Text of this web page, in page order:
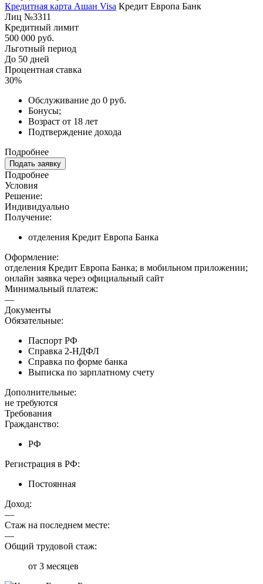
Кредитная карта Ашан Visa Кредит Европа Банк
Лиц №3311
Кредитный лимит
500 000 руб.
Льготный период
До 50 дней
Процентная ставка
30%
Обслуживание до 0 руб.
Бонусы;
Возраст от 18 лет
Подтверждение дохода
Подробнее
Подать заявку
Подробнее
Условия
Решение:
Индивидуально
Получение:
отделения Кредит Европа Банка
Оформление:
отделения Кредит Европа Банка; в мобильном приложении;
онлайн заявка через официальный сайт
Минимальный платеж:
—
Документы
Обязательные:
Паспорт РФ
Справка 2-НДФЛ
Справка по форме банка
Выписка по зарплатному счету
Дополнительные:
не требуются
Требования
Гражданство:
РФ
Регистрация в РФ:
Постоянная
Доход:
—
Стаж на последнем месте:
—
Общий трудовой стаж:
от 3 месяцев